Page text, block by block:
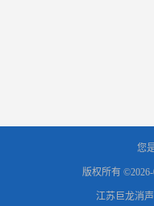
您
版权所有 ©2026-
江苏巨龙消